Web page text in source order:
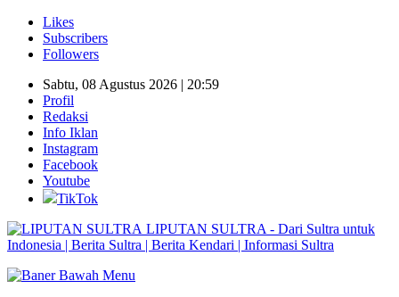
Likes
Subscribers
Followers
Sabtu, 08 Agustus 2026 | 20:59
Profil
Redaksi
Info Iklan
Instagram
Facebook
Youtube
TikTok
LIPUTAN SULTRA - Dari Sultra untuk
Indonesia | Berita Sultra | Berita Kendari | Informasi Sultra